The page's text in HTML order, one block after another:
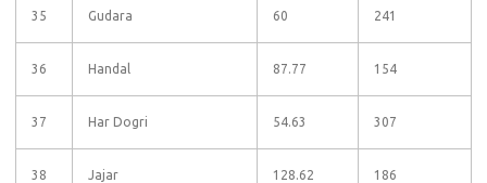
35 Gudara 60 241
36 Handal 87.77 154
37 Har Dogri 54.63 307
38 Jajar 128.62 186